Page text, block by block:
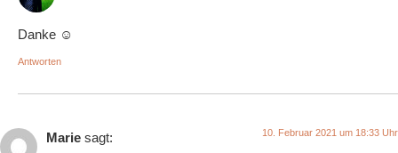
Danke ☺️
Antworten
Marie sagt: 10. Februar 2021 um 18:33 Uhr